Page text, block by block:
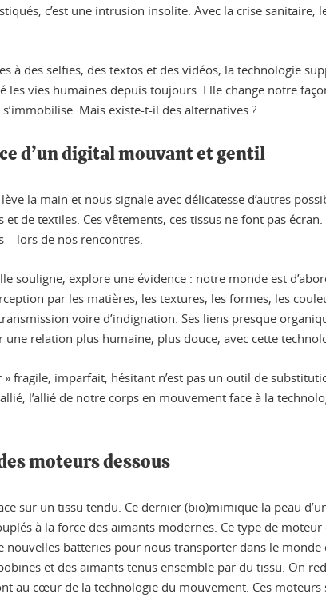
c’est une intrusion insolite. Avec la crise
à des selfies, des textos et des vidéos, la technologie
vies humaines depuis toujours. Elle change notre
Mais existe-t-il des alternatives ?
d’un digital mouvant et gentil
la main et nous signale avec délicatesse d’autres
de textiles. Ces vêtements, ces tissus ne font pas
– lors de nos rencontres.
souligne, explore une évidence : notre monde est
par les matières, les textures, les formes, les
voire d’indignation. Ses liens presque
relation plus humaine, plus douce, avec cette
fragile, imparfait, hésitant n’est pas un outil de
l’allié de notre corps en mouvement face à la
moteurs dessous
sur un tissu tendu. Ce dernier (bio)mimique la peau
à la force des aimants modernes. Ce type de
nouvelles batteries pour nous transporter dans le
et des aimants tenus ensemble par du tissu. On
au cœur de la technologie du mouvement. Ces